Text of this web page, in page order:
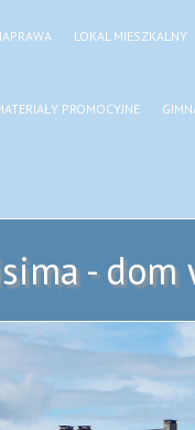
LOKAL MIESZKALNY
PROMOCYJNE
- dom